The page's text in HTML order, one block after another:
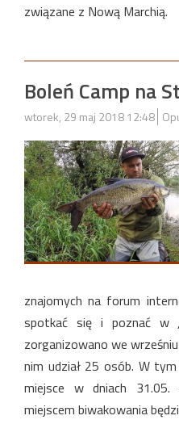
związane z Nową Marchią.
Boleń Camp na
wtorek, 29 maj 2018 12:48
znajomych na forum
spotkać się i poznać w
zorganizowano we
nim udział 25 osób. W
miejsce w dniach
miejscem biwakowania